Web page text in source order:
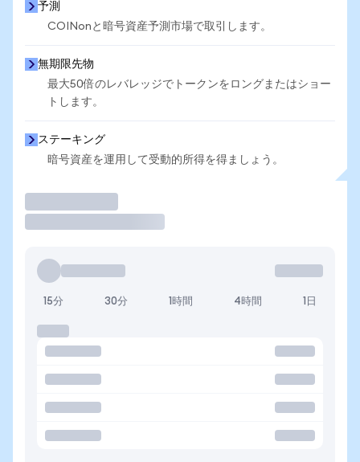
予測
COINonと暗号資産予測市場で取引します。
無期限先物
最大50倍のレバレッジでトークンをロングまたはショー
トします。
ステーキング
暗号資産を運用して受動的所得を得ましょう。
15分 30分 1時間 4時間 1日